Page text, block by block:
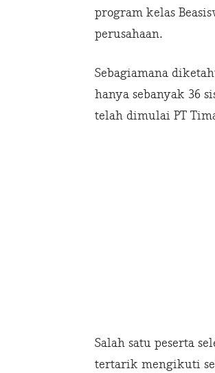
program kelas
perusahaan.
Sebagiamana
hanya sebanyak 36
telah dimulai PT
Salah satu peserta
tertarik mengikuti